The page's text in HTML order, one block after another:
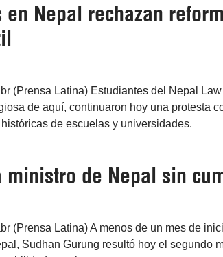
en Nepal rechazan
(Prensa Latina) Estudiantes del Nepal
de aquí, continuaron hoy una protesta
de escuelas y universidades.
ministro de Nepal sin
(Prensa Latina) A menos de un mes de
Sudhan Gurung resultó hoy el segundo